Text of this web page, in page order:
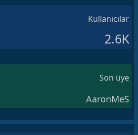
Kullanıcılar
2.6K
Son üye
AaronMeS